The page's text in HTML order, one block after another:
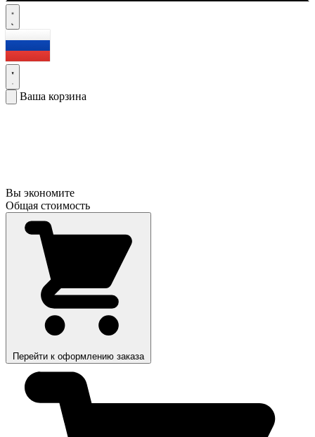
Ваша корзина
Вы экономите
Общая стоимость
Перейти к оформлению заказа